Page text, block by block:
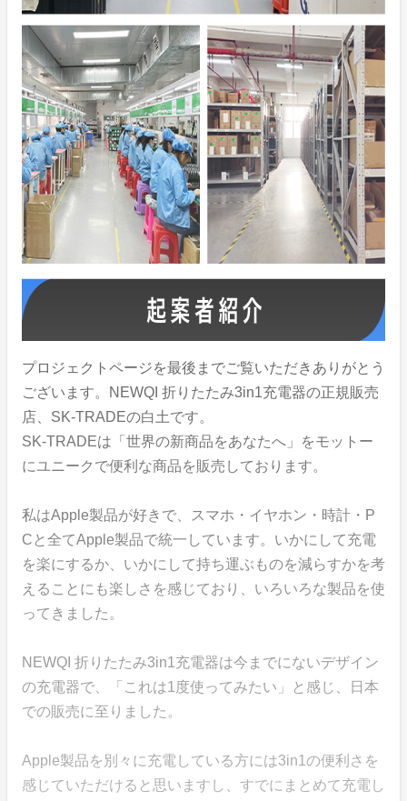
プロジェクトページを最後までご覧いただきありがとう
ございます。NEWQI 折りたたみ3in1充電器の正規販売
店、SK-TRADEの白土です。
SK-TRADEは「​世界の新商品をあなたへ」をモットー
にユニークで便利な商品を販売しております。
私はApple製品が好きで、スマホ・イヤホン・時計・P
Cと全てApple製品で統一しています。いかにして充電
を楽にするか、いかにして持ち運ぶものを減らすかを考
えることにも楽しさを感じており、いろいろな製品を使
ってきました。
NEWQI 折りたたみ3in1充電器は今までにないデザイン
の充電器で、「これは1度使ってみたい」と感じ、日本
での販売に至りました。
Apple製品を別々に充電している方には3in1の便利さを
感じていただけると思いますし、すでにまとめて充電し